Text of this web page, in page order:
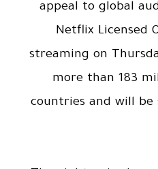
appeal to global
Netflix Licensed
streaming on
more than 183
countries and will